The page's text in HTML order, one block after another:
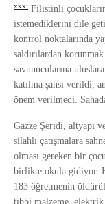
xxxi Filistinli
istemediklerini dile
kontrol noktalarında
saldırılardan
savunucularına
katılma şansı verildi,
önem verilmedi.
Gazze Şeridi, altyapı
silahlı çatışmalara
olması gereken bir
birlikte okula gidiyor.
183 öğretmenin
tıbbi malzeme, elektrik